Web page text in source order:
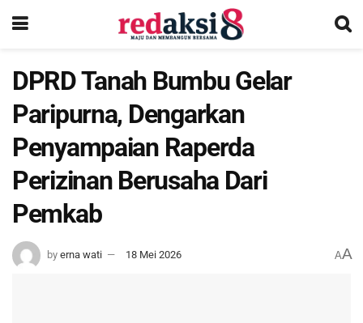
DPRD Tanah Bumbu Gelar
Paripurna, Dengarkan
Penyampaian Raperda
Perizinan Berusaha Dari
Pemkab
by erna wati 18 Mei 2026 AA